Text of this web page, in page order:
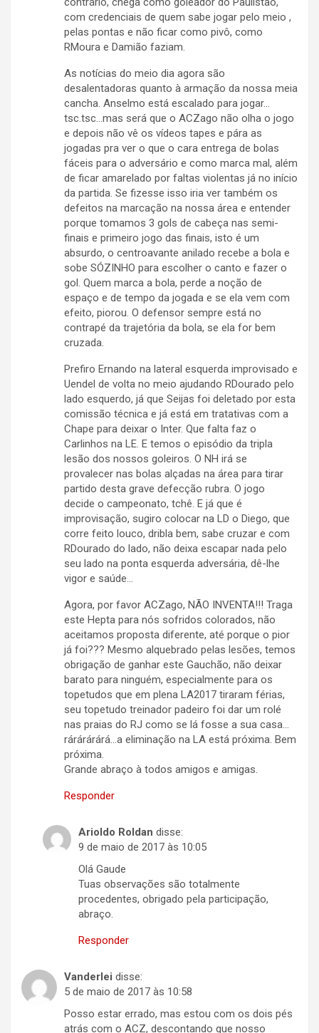
com credenciais de quem sabe jogar pelo meio ,
pelas pontas e não ficar como pivô, como
RMoura e Damião faziam.
As notícias do meio dia agora são
desalentadoras quanto à armação da nossa meia
cancha. Anselmo está escalado para jogar…
tsc.tsc…mas será que o ACZago não olha o jogo
e depois não vê os vídeos tapes e pára as
jogadas pra ver o que o cara entrega de bolas
fáceis para o adversário e como marca mal, além
de ficar amarelado por faltas violentas já no início
da partida. Se fizesse isso iria ver também os
defeitos na marcação na nossa área e entender
porque tomamos 3 gols de cabeça nas semi-
finais e primeiro jogo das finais, isto é um
absurdo, o centroavante anilado recebe a bola e
sobe SÓZINHO para escolher o canto e fazer o
gol. Quem marca a bola, perde a noção de
espaço e de tempo da jogada e se ela vem com
efeito, piorou. O defensor sempre está no
contrapé da trajetória da bola, se ela for bem
cruzada.
Prefiro Ernando na lateral esquerda improvisado e
Uendel de volta no meio ajudando RDourado pelo
lado esquerdo, já que Seijas foi deletado por esta
comissão técnica e já está em tratativas com a
Chape para deixar o Inter. Que falta faz o
Carlinhos na LE. E temos o episódio da tripla
lesão dos nossos goleiros. O NH irá se
provalecer nas bolas alçadas na área para tirar
partido desta grave defecção rubra. O jogo
decide o campeonato, tchê. E já que é
improvisação, sugiro colocar na LD o Diego, que
corre feito louco, dribla bem, sabe cruzar e com
RDourado do lado, não deixa escapar nada pelo
seu lado na ponta esquerda adversária, dê-lhe
vigor e saúde…
Agora, por favor ACZago, NÃO INVENTA!!! Traga
este Hepta para nós sofridos colorados, não
aceitamos proposta diferente, até porque o pior
já foi??? Mesmo alquebrado pelas lesões, temos
obrigação de ganhar este Gauchão, não deixar
barato para ninguém, especialmente para os
topetudos que em plena LA2017 tiraram férias,
seu topetudo treinador padeiro foi dar um rolé
nas praias do RJ como se lá fosse a sua casa…
rárárárárá…a eliminação na LA está próxima. Bem
próxima.
Grande abraço à todos amigos e amigas.
Responder
Arioldo Roldan disse:
9 de maio de 2017 às 10:05
Olá Gaude
Tuas observações são totalmente
procedentes, obrigado pela participação,
abraço.
Responder
Vanderlei disse:
5 de maio de 2017 às 10:58
Posso estar errado, mas estou com os dois pés
atrás com o ACZ, descontando que nosso